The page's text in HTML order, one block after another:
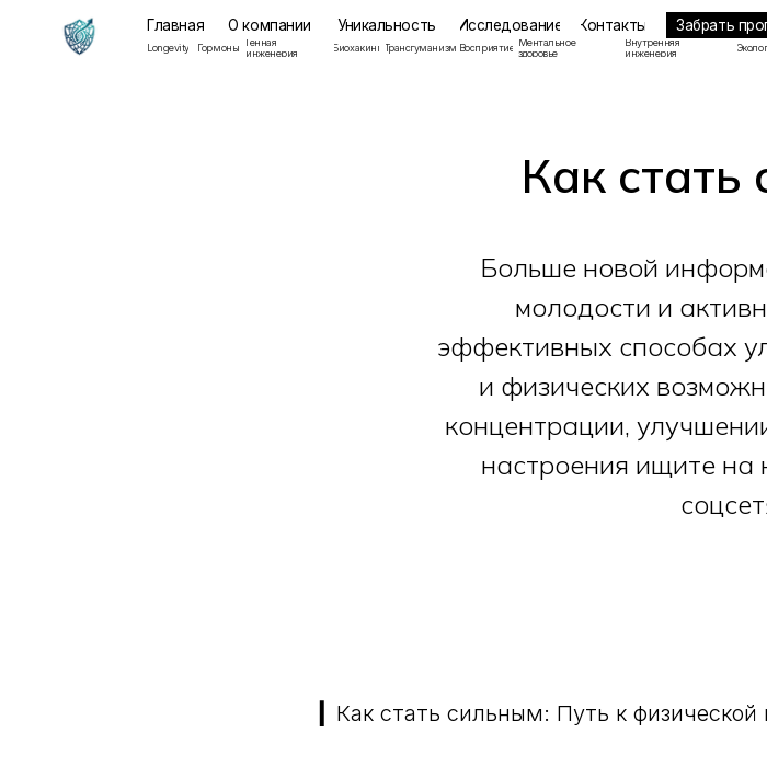
Главная
Longevity Гормоны Генная
инженерия Биохакинг Трансгуманизм здоровье инженерия Экологичность сном
О компании Уникальность Исследование Контакты Забрать программу
Как стать
Больше новой
молодости и
эффективных способах
и физических
концентрации,
настроения ищите
▎Как стать сильным: Путь к